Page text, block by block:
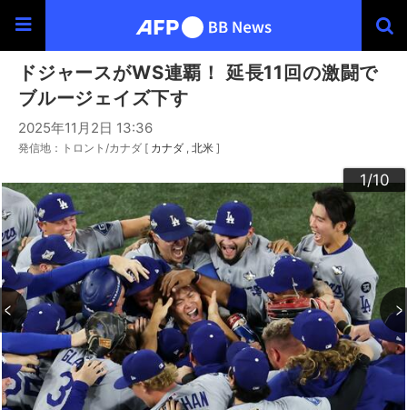
ドジャースがWS連覇！ 延長11回の激闘で
ブルージェイズ下す
2025年11月2日 13:36
発信地：トロント/カナダ [ カナダ 北米 ]
1/10
2/10
3/10
4/10
5/10
6/10
7/10
8/10
9/10
10/10